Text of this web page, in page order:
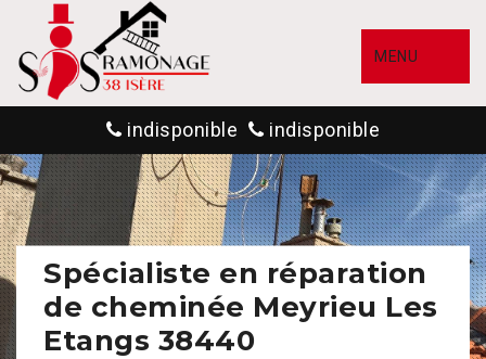
MENU
indisponible indisponible
Spécialiste en réparation
de cheminée Meyrieu Les
Etangs 38440